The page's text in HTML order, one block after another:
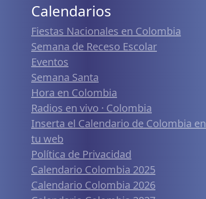
Calendarios
Fiestas Nacionales en Colombia
Semana de Receso Escolar
Eventos
Semana Santa
Hora en Colombia
Radios en vivo · Colombia
Inserta el Calendario de Colombia en
tu web
Política de Privacidad
Calendario Colombia 2025
Calendario Colombia 2026